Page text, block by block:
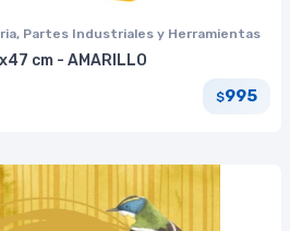
Partes Industriales y Herramientas
cm - AMARILLO
$995